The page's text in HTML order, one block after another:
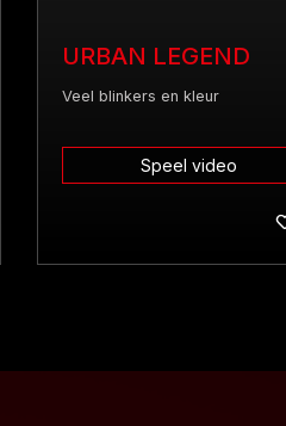
URBAN LEGEND
Veel blinkers en kleur
Speel video